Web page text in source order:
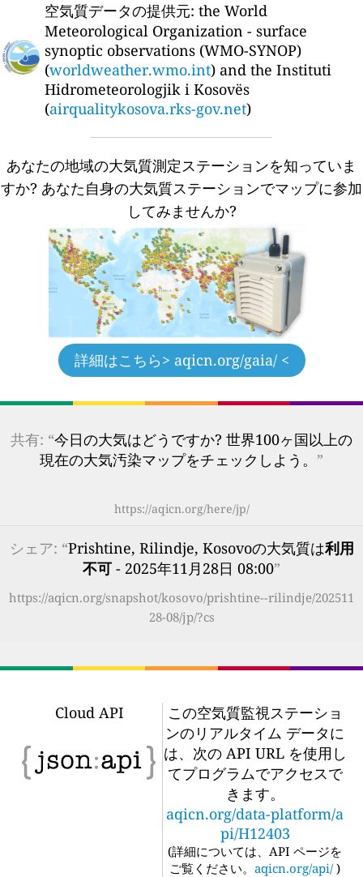
空気質データの提供元: the World
Meteorological Organization - surface
synoptic observations (WMO-SYNOP)
(worldweather.wmo.int) and the Instituti
Hidrometeorologjik i Kosovës
(airqualitykosova.rks-gov.net)
あなたの地域の大気質測定ステーションを知っていま
すか? あなた自身の大気質ステーションでマップに参加
してみませんか?
詳細はこちら> aqicn.org/gaia/ <
共有: “今日の大気はどうですか? 世界100ヶ国以上の
現在の大気汚染マップをチェックしよう。 ”
https://aqicn.org/here/jp/
シェア: “Prishtine, Rilindje, Kosovoの大気質は利用
不可 - 2025年11月28日 08:00”
https://aqicn.org/snapshot/kosovo/prishtine--rilindje/202511
28-08/jp/?cs
Cloud API
この空気質監視ステーショ
ンのリアルタイム データに
は、次の API URL を使用し
てプログラムでアクセスで
きます。
aqicn.org/data-platform/a
pi/H12403
(詳細については、API ページを
ご覧ください。 aqicn.org/api/ )